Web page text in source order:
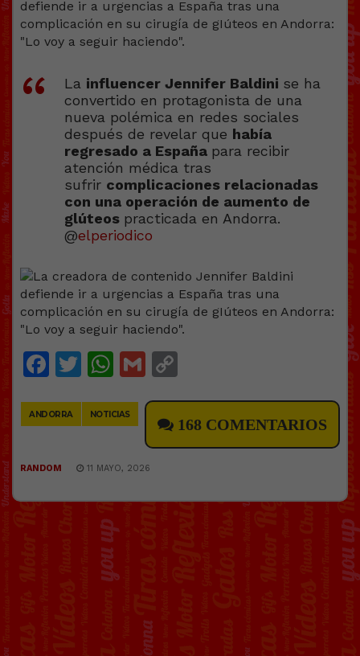
La influencer Jennifer Baldini se ha
convertido en protagonista de una
nueva polémica en redes sociales
después de revelar que había
regresado a España para recibir
atención médica tras
sufrir complicaciones relacionadas
con una operación de aumento de
glúteos practicada en Andorra.
@elperiodico
Facebook
Twitter
WhatsApp
Gmail
ANDORRA NOTICIAS
168 COMENTARIOS
RANDOM 11 MAYO, 2026